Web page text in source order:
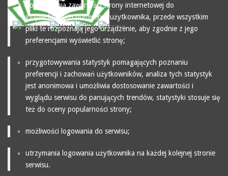
dopasowania zawartości strony internetowej do
indywidualnych preferencji użytkownika, przede wszystkim
pliki te rozpoznają jego urządzenie, aby zgodnie z jego
preferencjami wyświetlić stronę;
przygotowywania statystyk pomagających poznaniu
preferencji i zachowań użytkowników, analiza tych statystyk
jest anonimowa i umożliwia dostosowanie zawartości i
wyglądu serwisu do panujących trendów, statystyki stosuje się
też do oceny popularności strony;
możliwości logowania do serwisu;
utrzymania logowania użytkownika na każdej kolejnej stronie
serwisu.